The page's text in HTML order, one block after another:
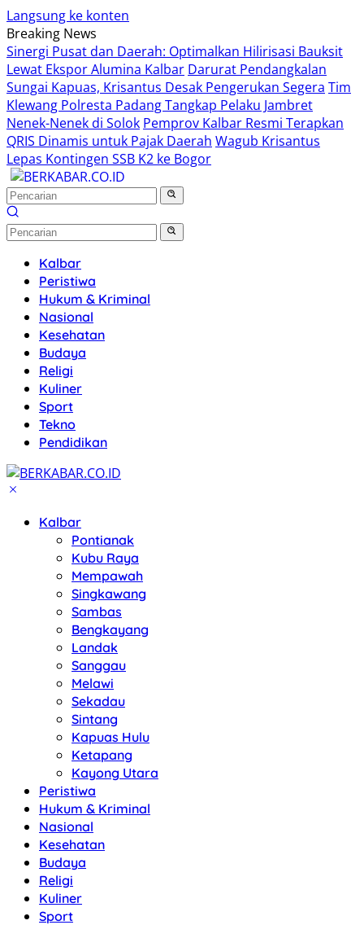
Langsung ke konten
Breaking News
Sinergi Pusat dan Daerah: Optimalkan Hilirisasi Bauksit
Lewat Ekspor Alumina Kalbar Darurat Pendangkalan
Sungai Kapuas, Krisantus Desak Pengerukan Segera Tim
Klewang Polresta Padang Tangkap Pelaku Jambret
Nenek-Nenek di Solok Pemprov Kalbar Resmi Terapkan
QRIS Dinamis untuk Pajak Daerah Wagub Krisantus
Lepas Kontingen SSB K2 ke Bogor
Kalbar
Peristiwa
Hukum & Kriminal
Nasional
Kesehatan
Budaya
Religi
Kuliner
Sport
Tekno
Pendidikan
Kalbar
Pontianak
Kubu Raya
Mempawah
Singkawang
Sambas
Bengkayang
Landak
Sanggau
Melawi
Sekadau
Sintang
Kapuas Hulu
Ketapang
Kayong Utara
Peristiwa
Hukum & Kriminal
Nasional
Kesehatan
Budaya
Religi
Kuliner
Sport